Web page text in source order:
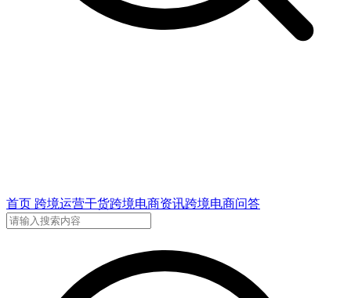
首页 跨境运营干货跨境电商资讯跨境电商问答